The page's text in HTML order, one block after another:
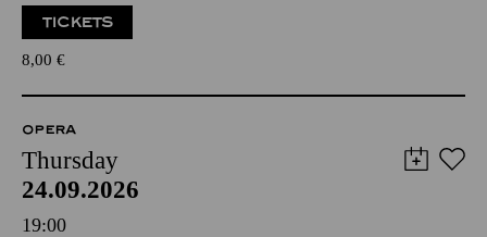
TICKETS
8,00 €
OPERA
Thursday
24.09.2026
19:00